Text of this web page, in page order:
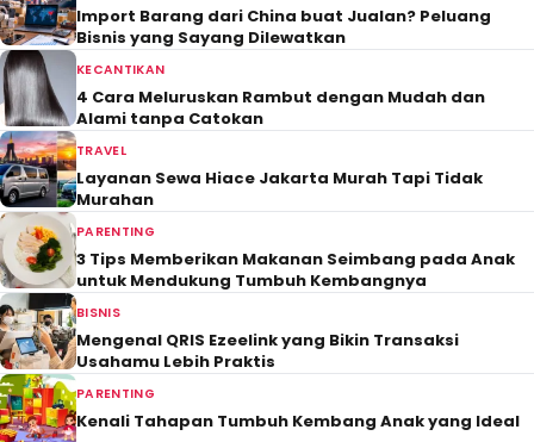
Import Barang dari China buat Jualan? Peluang
Bisnis yang Sayang Dilewatkan
KECANTIKAN
4 Cara Meluruskan Rambut dengan Mudah dan
Alami tanpa Catokan
TRAVEL
Layanan Sewa Hiace Jakarta Murah Tapi Tidak
Murahan
PARENTING
3 Tips Memberikan Makanan Seimbang pada Anak
untuk Mendukung Tumbuh Kembangnya
BISNIS
Mengenal QRIS Ezeelink yang Bikin Transaksi
Usahamu Lebih Praktis
PARENTING
Kenali Tahapan Tumbuh Kembang Anak yang Ideal